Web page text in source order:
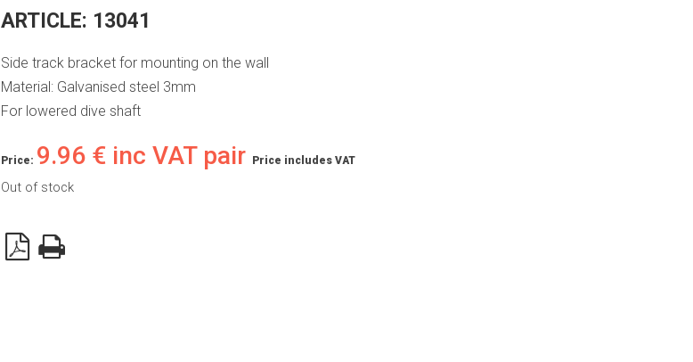
ARTICLE: 13041
Side track bracket for mounting on the wall
Material: Galvanised steel 3mm
For lowered dive shaft
Price: 9.96 € inc VAT pair Price includes VAT
Out of stock